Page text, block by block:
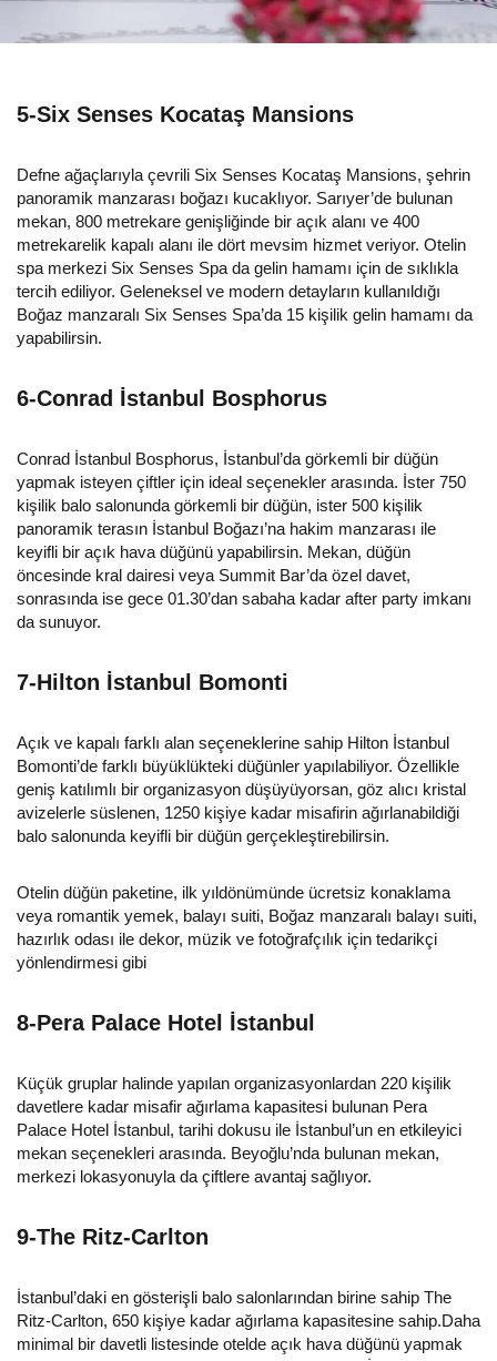
5-Six Senses Kocataş Mansions
Defne ağaçlarıyla çevrili Six Senses Kocataş Mansions, şehrin
panoramik manzarası boğazı kucaklıyor. Sarıyer’de bulunan
mekan, 800 metrekare genişliğinde bir açık alanı ve 400
metrekarelik kapalı alanı ile dört mevsim hizmet veriyor. Otelin
spa merkezi Six Senses Spa da gelin hamamı için de sıklıkla
tercih ediliyor. Geleneksel ve modern detayların kullanıldığı
Boğaz manzaralı Six Senses Spa’da 15 kişilik gelin hamamı da
yapabilirsin.
6-Conrad İstanbul Bosphorus
Conrad İstanbul Bosphorus, İstanbul’da görkemli bir düğün
yapmak isteyen çiftler için ideal seçenekler arasında. İster 750
kişilik balo salonunda görkemli bir düğün, ister 500 kişilik
panoramik terasın İstanbul Boğazı’na hakim manzarası ile
keyifli bir açık hava düğünü yapabilirsin. Mekan, düğün
öncesinde kral dairesi veya Summit Bar’da özel davet,
sonrasında ise gece 01.30’dan sabaha kadar after party imkanı
da sunuyor.
7-Hilton İstanbul Bomonti
Açık ve kapalı farklı alan seçeneklerine sahip Hilton İstanbul
Bomonti’de farklı büyüklükteki düğünler yapılabiliyor. Özellikle
geniş katılımlı bir organizasyon düşüyüyorsan, göz alıcı kristal
avizelerle süslenen, 1250 kişiye kadar misafirin ağırlanabildiği
balo salonunda keyifli bir düğün gerçekleştirebilirsin.
Otelin düğün paketine, ilk yıldönümünde ücretsiz konaklama
veya romantik yemek, balayı suiti, Boğaz manzaralı balayı suiti,
hazırlık odası ile dekor, müzik ve fotoğrafçılık için tedarikçi
yönlendirmesi gibi
8-Pera Palace Hotel İstanbul
Küçük gruplar halinde yapılan organizasyonlardan 220 kişilik
davetlere kadar misafir ağırlama kapasitesi bulunan Pera
Palace Hotel İstanbul, tarihi dokusu ile İstanbul’un en etkileyici
mekan seçenekleri arasında. Beyoğlu’nda bulunan mekan,
merkezi lokasyonuyla da çiftlere avantaj sağlıyor.
9-The Ritz-Carlton
İstanbul’daki en gösterişli balo salonlarından birine sahip The
Ritz-Carlton, 650 kişiye kadar ağırlama kapasitesine sahip.Daha
minimal bir davetli listesinde otelde açık hava düğünü yapmak